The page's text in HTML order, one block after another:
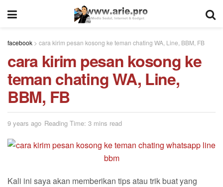
facebook > cara kirim pesan kosong ke teman chating WA, Line, BBM, FB
cara kirim pesan kosong ke
teman chating WA, Line,
BBM, FB
9 years ago Reading Time: 3 mins read
Kali ini saya akan memberikan tips atau trik buat yang